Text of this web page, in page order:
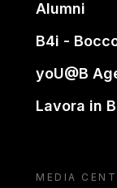
Alumni
B4i -
yoU@B
Lavora in
MEDIA